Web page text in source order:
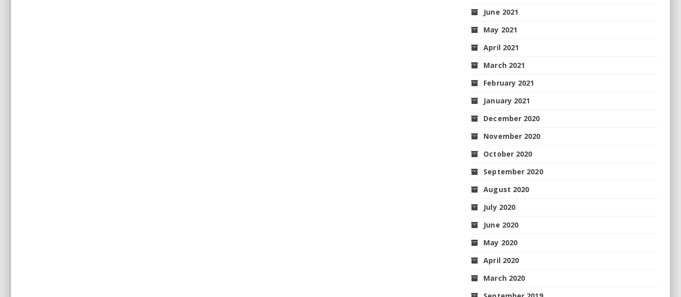
June 2021
May 2021
April 2021
March 2021
February 2021
January 2021
December 2020
November 2020
October 2020
September 2020
August 2020
July 2020
June 2020
May 2020
April 2020
March 2020